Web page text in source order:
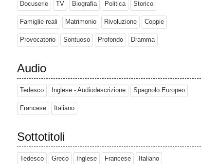
Docuserie TV Biografia Politica Storico
Famiglie reali Matrimonio Rivoluzione Coppie
Provocatorio Sontuoso Profondo Dramma
Audio
Tedesco Inglese - Audiodescrizione Spagnolo Europeo
Francese Italiano
Sottotitoli
Tedesco Greco Inglese Francese Italiano